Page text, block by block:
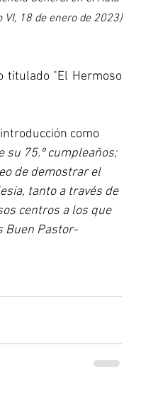
VI, 18 de enero de 2023)
titulado "El Hermoso
como
su 75.º cumpleaños;
de demostrar el
tanto a través de
centros a los que
Buen Pastor-